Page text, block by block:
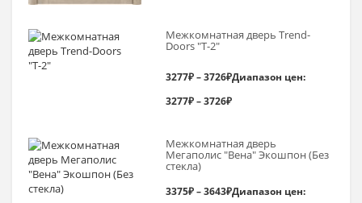
Межкомнатная дверь Trend-
Doоrs "Т-2"
3277₽–3726₽Диапазон цен:
3277₽ – 3726₽
Межкомнатная дверь
Мегаполис "Вена" Экошпон (Без
стекла)
3375₽–3643₽Диапазон цен: